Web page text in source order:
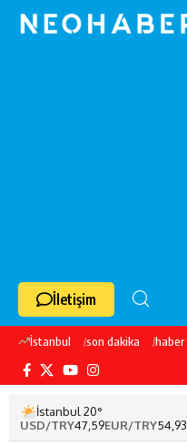
İletişim
İstanbul son dakika haber
İstanbul 20°
USD/TRY47,59EUR/TRY54,93